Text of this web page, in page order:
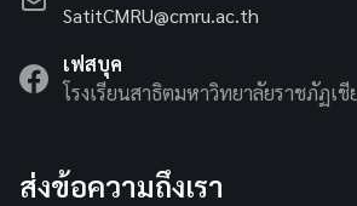
SatitCMRU@cmru.ac.th
เฟสบุค
โรงเรียนสาธิตมหาวิทยาลัยราชภัฏเชี
ส่งข้อความถึงเรา